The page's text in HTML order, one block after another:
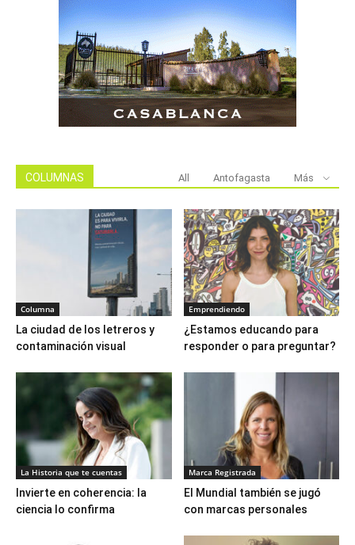
COLUMNAS All Antofagasta Más
Columna
La ciudad de los letreros y
contaminación visual
Emprendiendo
¿Estamos educando para
responder o para preguntar?
La Historia que te cuentas
Invierte en coherencia: la
ciencia lo confirma
Marca Registrada
El Mundial también se jugó
con marcas personales